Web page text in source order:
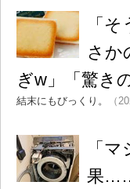
「
さか
ぎw」「驚き
結末にもびっくり。 （
「
果